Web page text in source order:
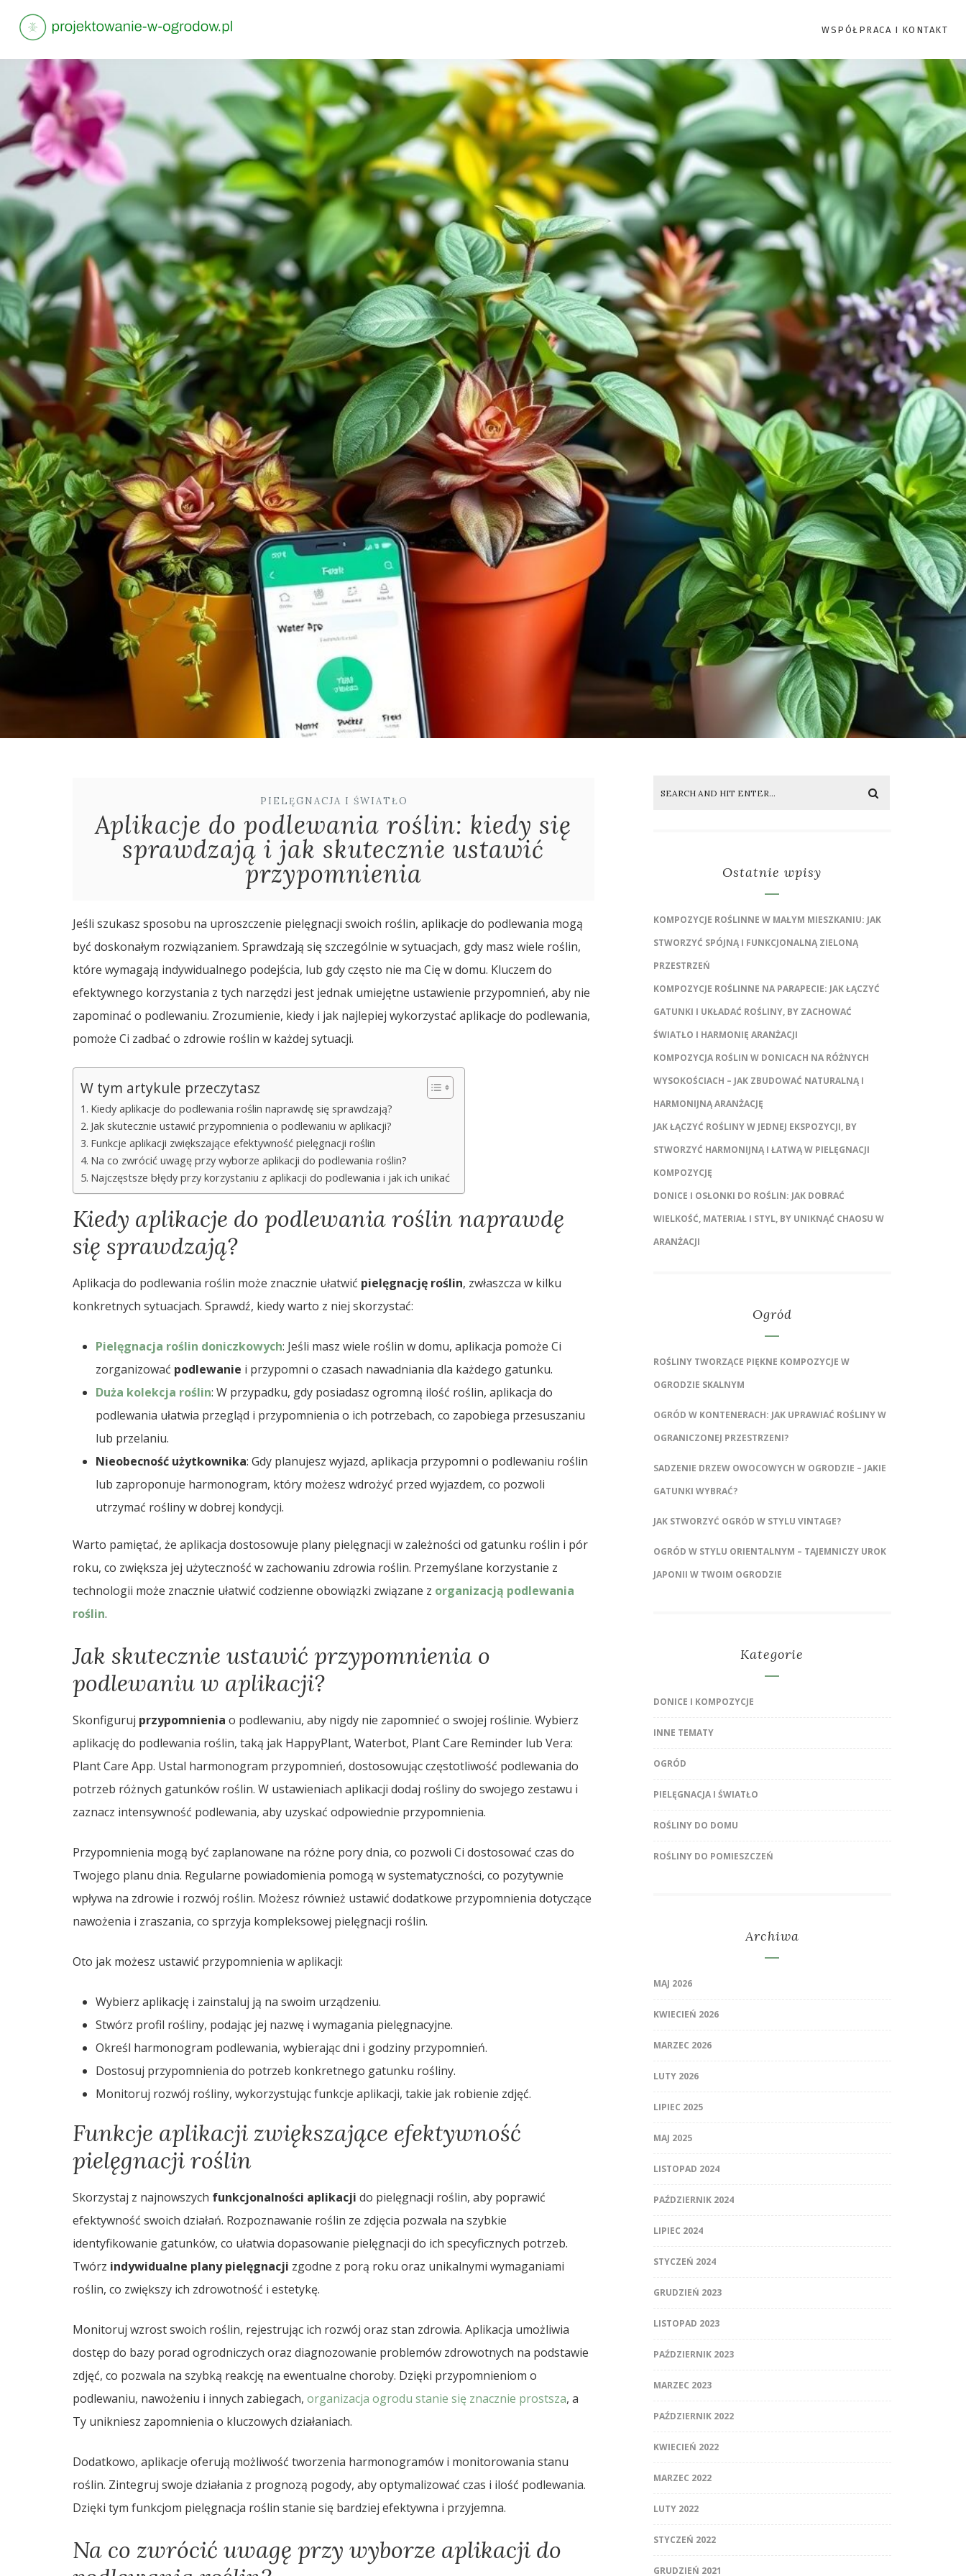
WSPÓŁPRACA I KONTAKT
PIELĘGNACJA I ŚWIATŁO
Aplikacje do podlewania roślin: kiedy się
sprawdzają i jak skutecznie ustawić
przypomnienia
Jeśli szukasz sposobu na uproszczenie pielęgnacji swoich roślin, aplikacje do podlewania mogą
być doskonałym rozwiązaniem. Sprawdzają się szczególnie w sytuacjach, gdy masz wiele roślin,
które wymagają indywidualnego podejścia, lub gdy często nie ma Cię w domu. Kluczem do
efektywnego korzystania z tych narzędzi jest jednak umiejętne ustawienie przypomnień, aby nie
zapominać o podlewaniu. Zrozumienie, kiedy i jak najlepiej wykorzystać aplikacje do podlewania,
pomoże Ci zadbać o zdrowie roślin w każdej sytuacji.
W tym artykule przeczytasz
Kiedy aplikacje do podlewania roślin naprawdę się sprawdzają?
Jak skutecznie ustawić przypomnienia o podlewaniu w aplikacji?
Funkcje aplikacji zwiększające efektywność pielęgnacji roślin
Na co zwrócić uwagę przy wyborze aplikacji do podlewania roślin?
Najczęstsze błędy przy korzystaniu z aplikacji do podlewania i jak ich unikać
Kiedy aplikacje do podlewania roślin naprawdę
się sprawdzają?
Aplikacja do podlewania roślin może znacznie ułatwić pielęgnację roślin, zwłaszcza w kilku
konkretnych sytuacjach. Sprawdź, kiedy warto z niej skorzystać:
Pielęgnacja roślin doniczkowych: Jeśli masz wiele roślin w domu, aplikacja pomoże Ci
zorganizować podlewanie i przypomni o czasach nawadniania dla każdego gatunku.
Duża kolekcja roślin: W przypadku, gdy posiadasz ogromną ilość roślin, aplikacja do
podlewania ułatwia przegląd i przypomnienia o ich potrzebach, co zapobiega przesuszaniu
lub przelaniu.
Nieobecność użytkownika: Gdy planujesz wyjazd, aplikacja przypomni o podlewaniu roślin
lub zaproponuje harmonogram, który możesz wdrożyć przed wyjazdem, co pozwoli
utrzymać rośliny w dobrej kondycji.
Warto pamiętać, że aplikacja dostosowuje plany pielęgnacji w zależności od gatunku roślin i pór
roku, co zwiększa jej użyteczność w zachowaniu zdrowia roślin. Przemyślane korzystanie z
technologii może znacznie ułatwić codzienne obowiązki związane z organizacją podlewania
roślin.
Jak skutecznie ustawić przypomnienia o
podlewaniu w aplikacji?
Skonfiguruj przypomnienia o podlewaniu, aby nigdy nie zapomnieć o swojej roślinie. Wybierz
aplikację do podlewania roślin, taką jak HappyPlant, Waterbot, Plant Care Reminder lub Vera:
Plant Care App. Ustal harmonogram przypomnień, dostosowując częstotliwość podlewania do
potrzeb różnych gatunków roślin. W ustawieniach aplikacji dodaj rośliny do swojego zestawu i
zaznacz intensywność podlewania, aby uzyskać odpowiednie przypomnienia.
Przypomnienia mogą być zaplanowane na różne pory dnia, co pozwoli Ci dostosować czas do
Twojego planu dnia. Regularne powiadomienia pomogą w systematyczności, co pozytywnie
wpływa na zdrowie i rozwój roślin. Możesz również ustawić dodatkowe przypomnienia dotyczące
nawożenia i zraszania, co sprzyja kompleksowej pielęgnacji roślin.
Oto jak możesz ustawić przypomnienia w aplikacji:
Wybierz aplikację i zainstaluj ją na swoim urządzeniu.
Stwórz profil rośliny, podając jej nazwę i wymagania pielęgnacyjne.
Określ harmonogram podlewania, wybierając dni i godziny przypomnień.
Dostosuj przypomnienia do potrzeb konkretnego gatunku rośliny.
Monitoruj rozwój rośliny, wykorzystując funkcje aplikacji, takie jak robienie zdjęć.
Funkcje aplikacji zwiększające efektywność
pielęgnacji roślin
Skorzystaj z najnowszych funkcjonalności aplikacji do pielęgnacji roślin, aby poprawić
efektywność swoich działań. Rozpoznawanie roślin ze zdjęcia pozwala na szybkie
identyfikowanie gatunków, co ułatwia dopasowanie pielęgnacji do ich specyficznych potrzeb.
Twórz indywidualne plany pielęgnacji zgodne z porą roku oraz unikalnymi wymaganiami
roślin, co zwiększy ich zdrowotność i estetykę.
Monitoruj wzrost swoich roślin, rejestrując ich rozwój oraz stan zdrowia. Aplikacja umożliwia
dostęp do bazy porad ogrodniczych oraz diagnozowanie problemów zdrowotnych na podstawie
zdjęć, co pozwala na szybką reakcję na ewentualne choroby. Dzięki przypomnieniom o
podlewaniu, nawożeniu i innych zabiegach, organizacja ogrodu stanie się znacznie prostsza, a
Ty unikniesz zapomnienia o kluczowych działaniach.
Dodatkowo, aplikacje oferują możliwość tworzenia harmonogramów i monitorowania stanu
roślin. Zintegruj swoje działania z prognozą pogody, aby optymalizować czas i ilość podlewania.
Dzięki tym funkcjom pielęgnacja roślin stanie się bardziej efektywna i przyjemna.
Na co zwrócić uwagę przy wyborze aplikacji do
Ostatnie wpisy
KOMPOZYCJE ROŚLINNE W MAŁYM MIESZKANIU: JAK
STWORZYĆ SPÓJNĄ I FUNKCJONALNĄ ZIELONĄ
PRZESTRZEŃ
KOMPOZYCJE ROŚLINNE NA PARAPECIE: JAK ŁĄCZYĆ
GATUNKI I UKŁADAĆ ROŚLINY, BY ZACHOWAĆ
ŚWIATŁO I HARMONIĘ ARANŻACJI
KOMPOZYCJA ROŚLIN W DONICACH NA RÓŻNYCH
WYSOKOŚCIACH – JAK ZBUDOWAĆ NATURALNĄ I
HARMONIJNĄ ARANŻACJĘ
JAK ŁĄCZYĆ ROŚLINY W JEDNEJ EKSPOZYCJI, BY
STWORZYĆ HARMONIJNĄ I ŁATWĄ W PIELĘGNACJI
KOMPOZYCJĘ
DONICE I OSŁONKI DO ROŚLIN: JAK DOBRAĆ
WIELKOŚĆ, MATERIAŁ I STYL, BY UNIKNĄĆ CHAOSU W
ARANŻACJI
Ogród
ROŚLINY TWORZĄCE PIĘKNE KOMPOZYCJE W
OGRODZIE SKALNYM
OGRÓD W KONTENERACH: JAK UPRAWIAĆ ROŚLINY W
OGRANICZONEJ PRZESTRZENI?
SADZENIE DRZEW OWOCOWYCH W OGRODZIE – JAKIE
GATUNKI WYBRAĆ?
JAK STWORZYĆ OGRÓD W STYLU VINTAGE?
OGRÓD W STYLU ORIENTALNYM – TAJEMNICZY UROK
JAPONII W TWOIM OGRODZIE
Kategorie
DONICE I KOMPOZYCJE
INNE TEMATY
OGRÓD
PIELĘGNACJA I ŚWIATŁO
ROŚLINY DO DOMU
ROŚLINY DO POMIESZCZEŃ
Archiwa
MAJ 2026
KWIECIEŃ 2026
MARZEC 2026
LUTY 2026
LIPIEC 2025
MAJ 2025
LISTOPAD 2024
PAŹDZIERNIK 2024
LIPIEC 2024
STYCZEŃ 2024
GRUDZIEŃ 2023
LISTOPAD 2023
PAŹDZIERNIK 2023
MARZEC 2023
PAŹDZIERNIK 2022
KWIECIEŃ 2022
MARZEC 2022
LUTY 2022
STYCZEŃ 2022
GRUDZIEŃ 2021